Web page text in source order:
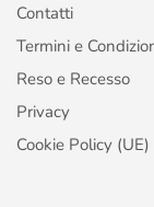
Contatti
Termini e
Reso e Recesso
Privacy
Cookie Policy (UE)